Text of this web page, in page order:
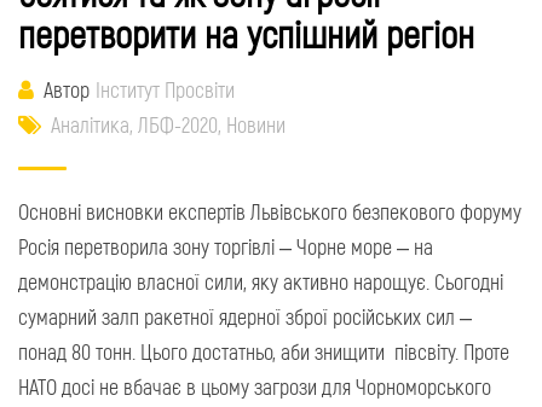
перетворити на успішний регіон
Автор Інститут Просвіти
Аналітика, ЛБФ-2020, Новини
Основні висновки експертів Львівського безпекового форуму
Росія перетворила зону торгівлі – Чорне море – на
демонстрацію власної сили, яку активно нарощує. Сьогодні
сумарний залп ракетної ядерної зброї російських сил –
понад 80 тонн. Цього достатньо, аби знищити півсвіту. Проте
НАТО досі не вбачає в цьому загрози для Чорноморського